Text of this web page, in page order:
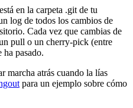
en la carpeta .git de tu
log de todos los cambios de
Cada vez que cambias de
pull o un cherry-pick (entre
ha pasado.
marcha atrás cuando la lías
para un ejemplo sobre cómo